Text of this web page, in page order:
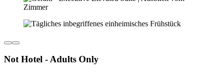
Not Hotel - Adults Only